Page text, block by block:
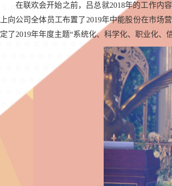
在联欢会开始之前，吕总就2018年的工作内
上向公司全体员工布置了 2019年中能股份在市场
定了2019年年度主题“系统化、科学化、职业化、信